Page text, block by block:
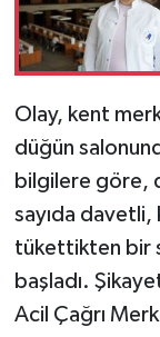
Olay, kent
düğün
bilgilere göre,
sayıda
tükettikten bir
başladı.
Acil Çağrı